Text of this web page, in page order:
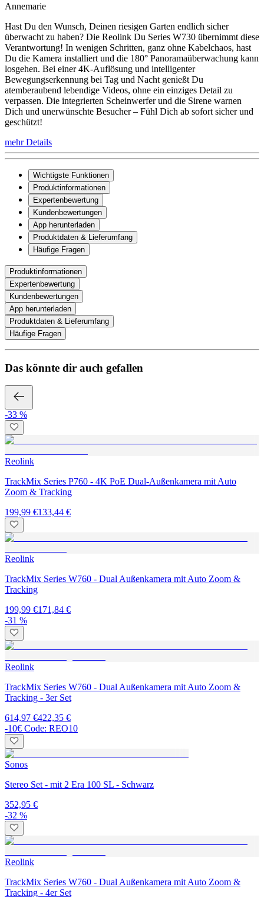
Annemarie
Hast Du den Wunsch, Deinen riesigen Garten endlich sicher
überwacht zu haben? Die Reolink Du Series W730 übernimmt diese
Verantwortung! In wenigen Schritten, ganz ohne Kabelchaos, hast
Du die Kamera installiert und die 180° Panoramaüberwachung kann
losgehen. Bei einer 4K-Auflösung und intelligenter
Bewegungserkennung bei Tag und Nacht genießt Du
atemberaubend lebendige Videos, ohne ein einziges Detail zu
verpassen. Die integrierten Scheinwerfer und die Sirene warnen
Dich und unerwünschte Besucher – Fühl Dich ab sofort sicher und
geschützt!
mehr Details
Wichtigste Funktionen
Produktinformationen
Expertenbewertung
Kundenbewertungen
App herunterladen
Produktdaten & Lieferumfang
Häufige Fragen
Produktinformationen
Expertenbewertung
Kundenbewertungen
App herunterladen
Produktdaten & Lieferumfang
Häufige Fragen
Das könnte dir auch gefallen
-33 %
Reolink
TrackMix Series P760 - 4K PoE Dual-Außenkamera mit Auto
Zoom & Tracking
199,99 €133,44 €
Reolink
TrackMix Series W760 - Dual Außenkamera mit Auto Zoom &
Tracking
199,99 €171,84 €
-31 %
Reolink
TrackMix Series W760 - Dual Außenkamera mit Auto Zoom &
Tracking - 3er Set
614,97 €422,35 €
-10€ Code: REO10
Sonos
Stereo Set - mit 2 Era 100 SL - Schwarz
352,95 €
-32 %
Reolink
TrackMix Series W760 - Dual Außenkamera mit Auto Zoom &
Tracking - 4er Set